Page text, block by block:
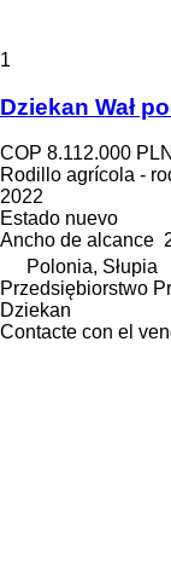
1
Dziekan Wał
COP 8.112.000
Rodillo agrícola -
2022
Estado nuevo
Ancho de alcance
Polonia, Słupia
Przedsiębiorstwo
Dziekan
Contacte con el